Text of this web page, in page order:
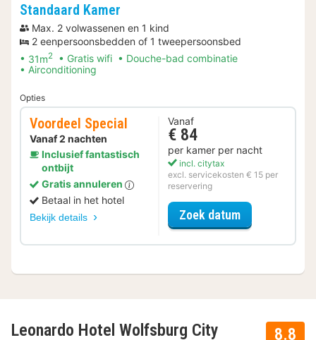
Standaard Kamer
Max. 2 volwassenen en 1 kind
2 eenpersoonsbedden of 1 tweepersoonsbed
31m2 Gratis wifi
Douche-bad combinatie
Airconditioning
Opties
Voordeel Special
Vanaf 2 nachten
Inclusief fantastisch
ontbijt
Gratis annuleren
Betaal in het hotel
Bekijk details
Vanaf
€ 84
per kamer per nacht
incl. citytax
excl. servicekosten € 15 per
reservering
Zoek datumvoor Voordeel
8.8
Leonardo Hotel Wolfsburg City